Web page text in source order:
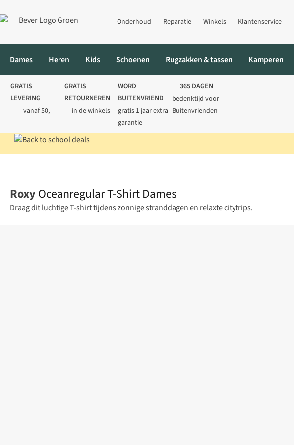
Onderhoud Reparatie Winkels Klantenservice
Dames Heren Kids Schoenen Rugzakken & tassen Kamperen
GRATIS
LEVERING
vanaf 50,-
GRATIS
RETOURNEREN
in de winkels
WORD
BUITENVRIEND
gratis 1 jaar extra
garantie
365 DAGEN
bedenktijd voor
Buitenvrienden
Roxy Oceanregular T-Shirt Dames
Draag dit luchtige T-shirt tijdens zonnige stranddagen en relaxte citytrips.